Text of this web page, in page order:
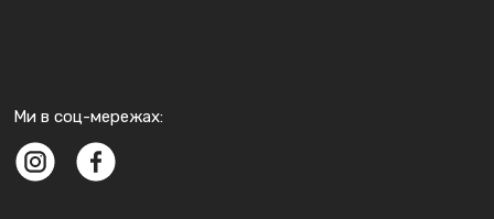
Ми в соц-мережах: